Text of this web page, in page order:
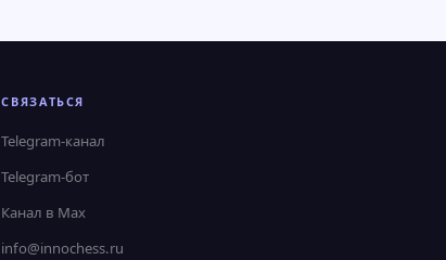
СВЯЗАТЬСЯ
Telegram-канал
Telegram-бот
Канал в Max
info@innochess.ru